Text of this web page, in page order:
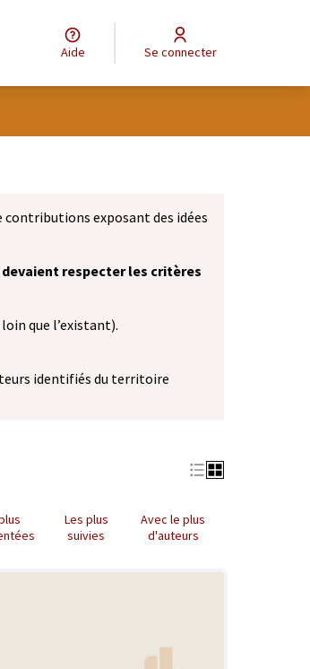
Aide Se connecter
exposant des idées
respecter les critères
que l’existant).
identifiés du territoire
Les plus
suivies
Avec le plus
d'auteurs